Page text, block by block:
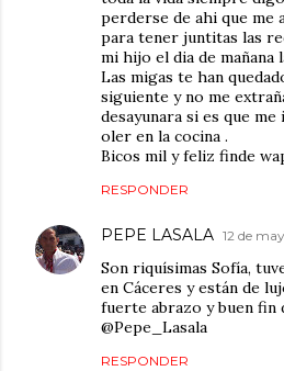
perderse de ahi que me
para tener juntitas las
mi hijo el dia de mañana
Las migas te han
siguiente y no me
desayunara si es que
oler en la cocina .
Bicos mil y feliz finde
RESPONDER
PEPE LASALA 12 de
Son riquísimas Sofía,
en Cáceres y están de
fuerte abrazo y buen fin
@Pepe_Lasala
RESPONDER